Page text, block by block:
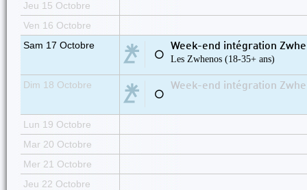
Jeu 15 Octobre
Ven 16 Octobre
Sam 17 Octobre
⚪
Week-end intégration
Les Zwhenos (18-35+ ans)
Dim 18 Octobre
⚪
Week-end intégration
Lun 19 Octobre
Mar 20 Octobre
Mer 21 Octobre
Jeu 22 Octobre